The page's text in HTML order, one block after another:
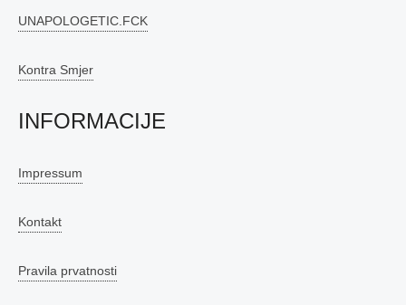
UNAPOLOGETIC.FCK
Kontra Smjer
INFORMACIJE
Impressum
Kontakt
Pravila prvatnosti